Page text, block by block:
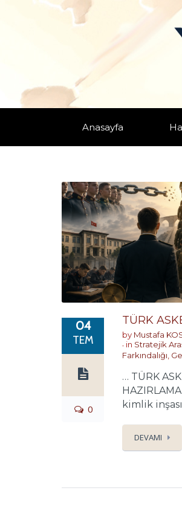
Anasayfa
TAGS: "OCAK
04
TEM
0
TÜRK
by Mustafa
in Stratejik
Farkındalığı
… TÜRK
kimlik
DEVAMI